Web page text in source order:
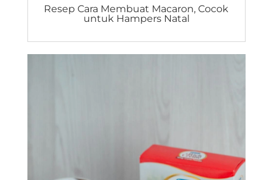
Resep Cara Membuat Macaron, Cocok
untuk Hampers Natal